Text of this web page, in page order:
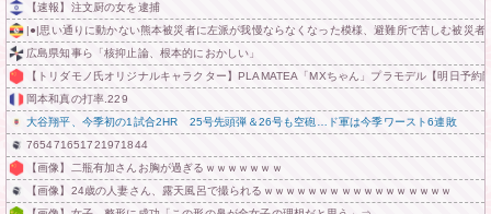
【速報】注文厨の女を逮捕
|●|思い通りに動かない熊本被災者に左派が我慢ならなくなった模様、避難所で苦しむ被災
広島県知事ら「核抑止論、根本的におかしい」
【トリダモノ氏オリジナルキャラクター】PLAMATEA「MXちゃん」プラモデル【明日予約
岡本和真の打率.229
大谷翔平、今季初の1試合2HR 25号先頭弾＆26号も空砲…ド軍は今季ワースト6連敗
765471651721971844
【画像】二瓶有加さんお胸が過ぎるｗｗｗｗｗｗｗ
【画像】24歳の人妻さん、露天風呂で撮られるｗｗｗｗｗｗｗｗｗｗｗｗｗｗｗｗｗ